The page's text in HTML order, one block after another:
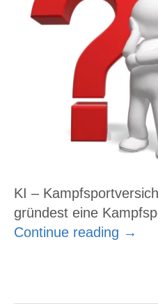
KI –
gründest eine
Continue reading →